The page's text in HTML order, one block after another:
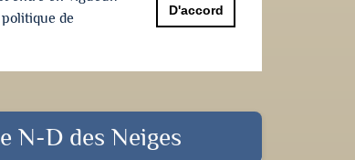
de
D'accord
N-D des Neiges